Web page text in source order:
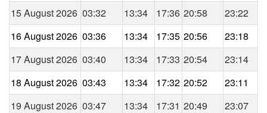
15 August 2026 03:32 13:34 17:36 20:58
23:22
16 August 2026 03:36 13:34 17:35 20:56
23:18
17 August 2026 03:40 13:34 17:33 20:54
23:14
18 August 2026 03:43 13:34 17:32 20:52
23:11
19 August 2026 03:47 13:34 17:31 20:49
23:07